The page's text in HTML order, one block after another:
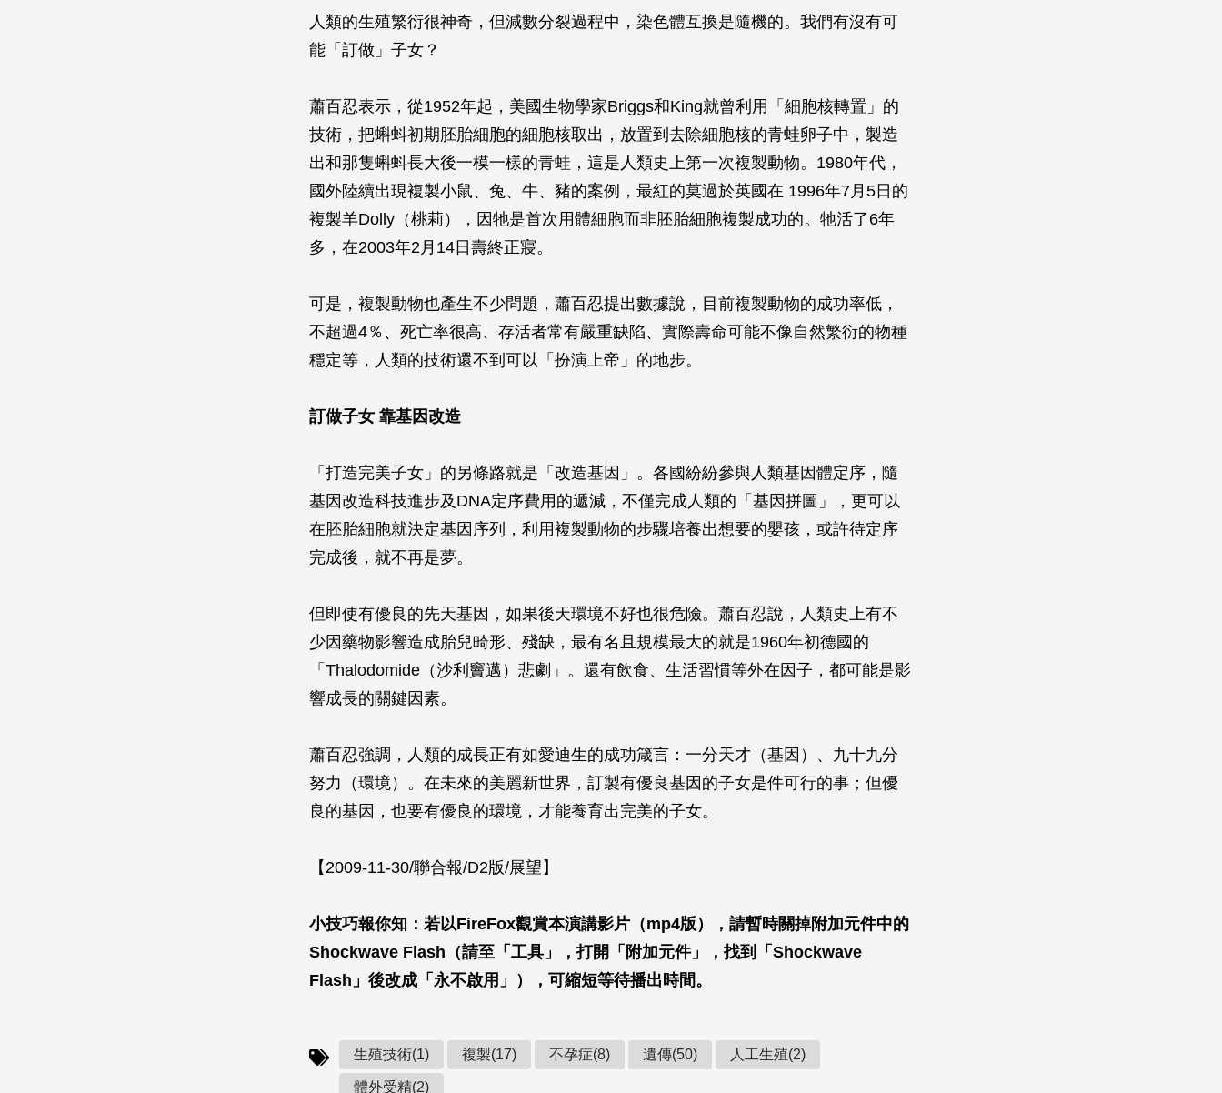
人類的生殖繁衍很神奇，但減數分裂過程中，染色體互換是隨機的。我們有沒有可
能「訂做」子女？
蕭百忍表示，從1952年起，美國生物學家Briggs和King就曾利用「細胞核轉置」的
技術，把蝌蚪初期胚胎細胞的細胞核取出，放置到去除細胞核的青蛙卵子中，製造
出和那隻蝌蚪長大後一模一樣的青蛙，這是人類史上第一次複製動物。1980年代，
國外陸續出現複製小鼠、兔、牛、豬的案例，最紅的莫過於英國在 1996年7月5日的
複製羊Dolly（桃莉），因牠是首次用體細胞而非胚胎細胞複製成功的。牠活了6年
多，在2003年2月14日壽終正寢。
可是，複製動物也產生不少問題，蕭百忍提出數據說，目前複製動物的成功率低，
不超過4％、死亡率很高、存活者常有嚴重缺陷、實際壽命可能不像自然繁衍的物種
穩定等，人類的技術還不到可以「扮演上帝」的地步。
訂做子女 靠基因改造
「打造完美子女」的另條路就是「改造基因」。各國紛紛參與人類基因體定序，隨
基因改造科技進步及DNA定序費用的遞減，不僅完成人類的「基因拼圖」，更可以
在胚胎細胞就決定基因序列，利用複製動物的步驟培養出想要的嬰孩，或許待定序
完成後，就不再是夢。
但即使有優良的先天基因，如果後天環境不好也很危險。蕭百忍說，人類史上有不
少因藥物影響造成胎兒畸形、殘缺，最有名且規模最大的就是1960年初德國的
「Thalodomide（沙利竇邁）悲劇」。還有飲食、生活習慣等外在因子，都可能是影
響成長的關鍵因素。
蕭百忍強調，人類的成長正有如愛迪生的成功箴言：一分天才（基因）、九十九分
努力（環境）。在未來的美麗新世界，訂製有優良基因的子女是件可行的事；但優
良的基因，也要有優良的環境，才能養育出完美的子女。
【2009-11-30/聯合報/D2版/展望】
小技巧報你知：若以FireFox觀賞本演講影片（mp4版），請暫時關掉附加元件中的
Shockwave Flash（請至「工具」，打開「附加元件」，找到「Shockwave
Flash」後改成「永不啟用」），可縮短等待播出時間。
生殖技術(1) 複製(17) 不孕症(8) 遺傳(50) 人工生殖(2)
體外受精(2)